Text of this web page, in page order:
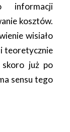
kosztów.
wisiało
teoretycznie
skoro już po
sensu tego